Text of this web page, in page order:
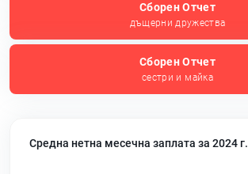
Сборен Отчет
дъщерни дружества
Сборен Отчет
сестри и майка
Средна нетна месечна заплата за 2024 г.